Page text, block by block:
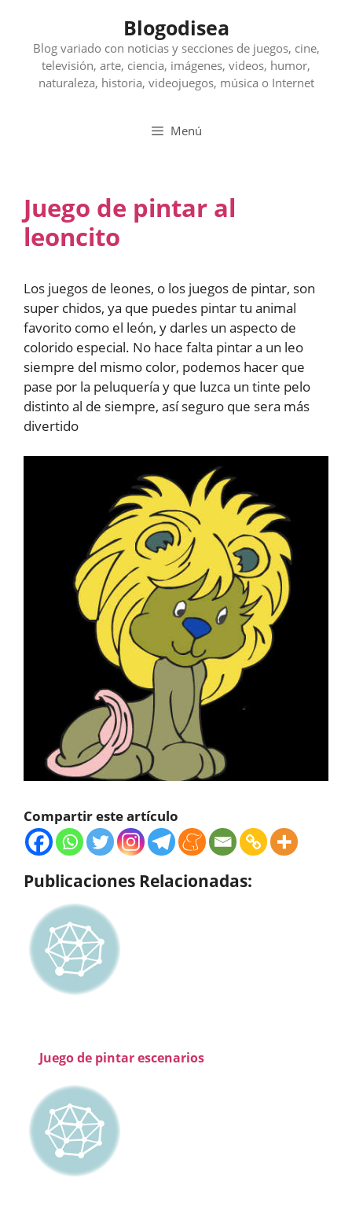
contenido
Blogodisea
Blog variado con noticias y secciones de juegos, cine,
televisión, arte, ciencia, imágenes, videos, humor,
naturaleza, historia, videojuegos, música o Internet
Menú
Juego de pintar al
leoncito
Los juegos de leones, o los juegos de pintar, son
super chidos, ya que puedes pintar tu animal
favorito como el león, y darles un aspecto de
colorido especial. No hace falta pintar a un leo
siempre del mismo color, podemos hacer que
pase por la peluquería y que luzca un tinte pelo
distinto al de siempre, así seguro que sera más
divertido
Compartir este artículo
Publicaciones Relacionadas:
Juego de pintar escenarios